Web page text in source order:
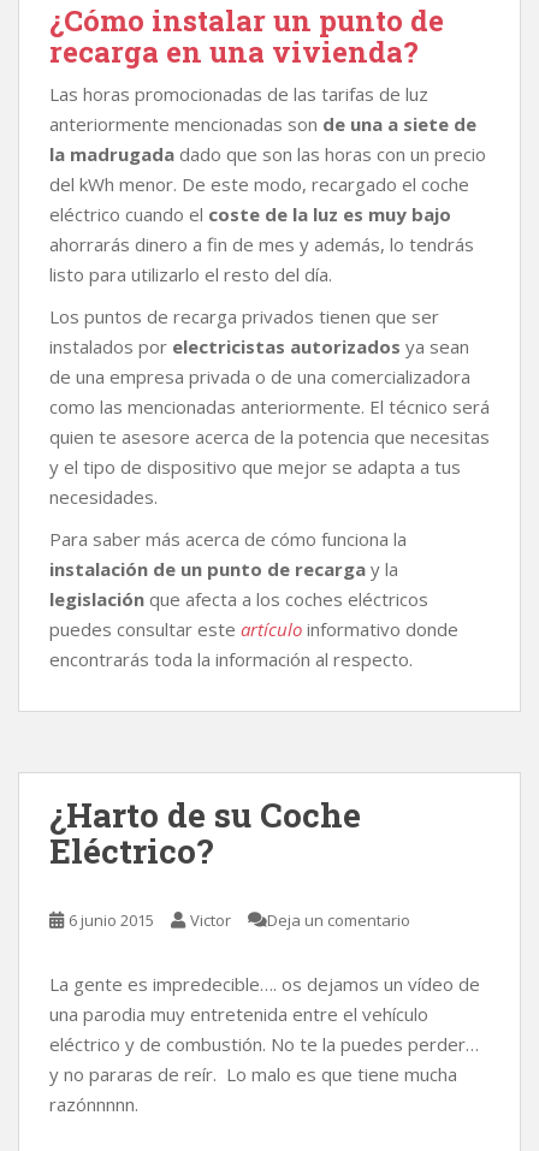
¿Cómo instalar un punto de
recarga en una vivienda?
Las horas promocionadas de las tarifas de luz
anteriormente mencionadas son de una a siete de
la madrugada dado que son las horas con un precio
del kWh menor. De este modo, recargado el coche
eléctrico cuando el coste de la luz es muy bajo
ahorrarás dinero a fin de mes y además, lo tendrás
listo para utilizarlo el resto del día.
Los puntos de recarga privados tienen que ser
instalados por electricistas autorizados ya sean
de una empresa privada o de una comercializadora
como las mencionadas anteriormente. El técnico será
quien te asesore acerca de la potencia que necesitas
y el tipo de dispositivo que mejor se adapta a tus
necesidades.
Para saber más acerca de cómo funciona la
instalación de un punto de recarga y la
legislación que afecta a los coches eléctricos
puedes consultar este artículo informativo donde
encontrarás toda la información al respecto.
¿Harto de su Coche
Eléctrico?
6 junio 2015 Victor Deja un comentario
La gente es impredecible…. os dejamos un vídeo de
una parodia muy entretenida entre el vehículo
eléctrico y de combustión. No te la puedes perder…
y no pararas de reír. Lo malo es que tiene mucha
razónnnnn.